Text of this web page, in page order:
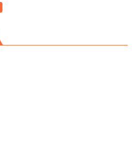
สื่อฯ